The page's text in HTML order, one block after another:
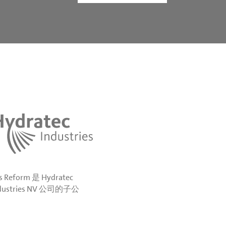
Reform 是 Hydratec
NV 公司的子公